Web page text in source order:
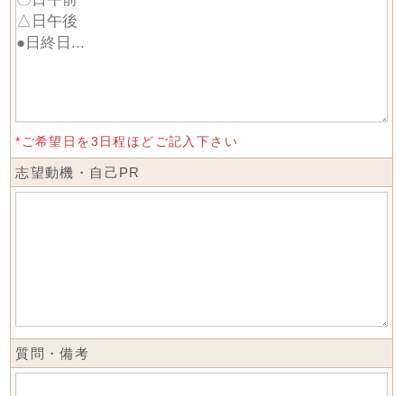
*ご希望日を3日程ほどご記入下さい
志望動機・自己PR
質問・備考